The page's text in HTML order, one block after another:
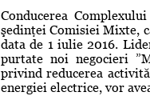
Conducerea
şedinţei Comisiei Mixte,
data de 1 iulie 2016.
purtate noi negocieri
privind reducerea
energiei electrice, vor